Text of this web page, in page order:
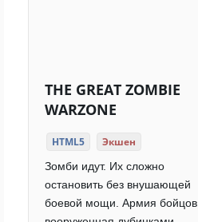
THE GREAT ZOMBIE
WARZONE
HTML5 Экшен
Зомби идут. Их сложно
остановить без внушающей
боевой мощи. Армия бойцов,